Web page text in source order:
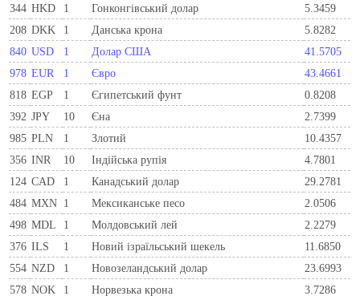
344 HKD 1 Гонконгівський долар
5.3459
208 DKK 1 Данська крона
5.8282
840 USD 1 Долар США
41.5705
978 EUR 1 Євро
43.4661
818 EGP 1 Єгипетський фунт
0.8208
392 JPY 10 Єна
2.7399
985 PLN 1 Злотий
10.4357
356 INR 10 Індійська рупія
4.7801
124 CAD 1 Канадський долар
29.2781
484 MXN 1 Мексиканське песо
2.0506
498 MDL 1 Молдовський лей
2.2279
376 ILS 1 Новий ізраїльський шекель
11.6850
554 NZD 1 Новозеландський долар
23.6993
578 NOK 1 Норвезька крона
3.7286